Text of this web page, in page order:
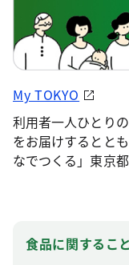
My TOKYO
利用者一人ひとり
をお届けするとと
なでつくる」東京
食品に関すること